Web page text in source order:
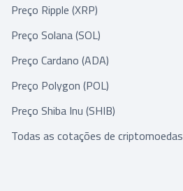
Preço Ripple (XRP)
Preço Solana (SOL)
Preço Cardano (ADA)
Preço Polygon (POL)
Preço Shiba Inu (SHIB)
Todas as cotações de criptomoedas